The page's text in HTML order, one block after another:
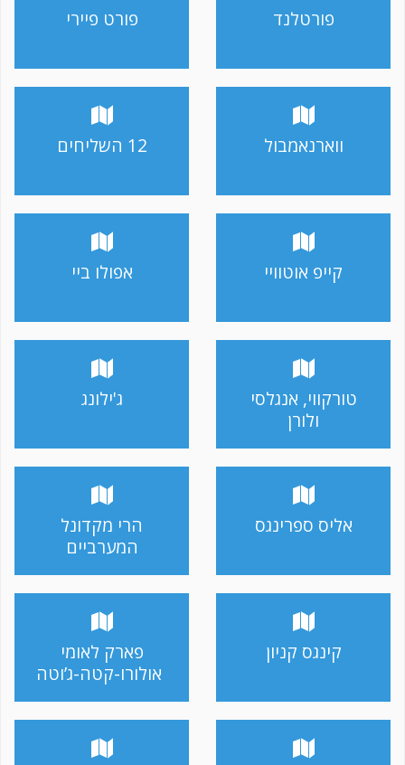
פורטלנד פורט פיירי
ווארנאמבול 12 השליחים
קייפ אוטוויי אפולו ביי
טורקווי, אנגלסי
ולורן
ג'ילונג
אליס ספרינגס
הרי מקדונל
המערביים
קינגס קניון
פארק לאומי
אולורו-קטה-ג’וטה